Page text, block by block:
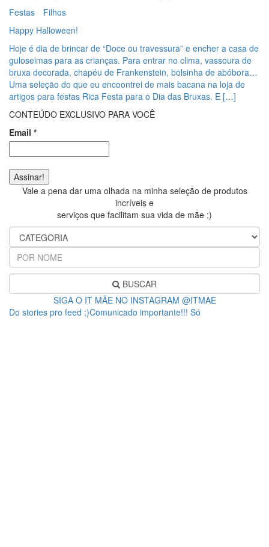
Festas
Filhos
Happy Halloween!
Hoje é dia de brincar de “Doce ou travessura” e encher a casa de
guloseimas para as crianças. Para entrar no clima, vassoura de
bruxa decorada, chapéu de Frankenstein, bolsinha de abóbora…
Uma seleção do que eu encoontrei de mais bacana na loja de
artigos para festas Rica Festa para o Dia das Bruxas. E […]
CONTEÚDO EXCLUSIVO PARA VOCÊ
Email *
Vale a pena dar uma olhada na minha seleção de produtos
incríveis e
serviços que facilitam sua vida de mãe ;)
BUSCAR
SIGA O IT MÃE NO INSTAGRAM @ITMAE
Do stories pro feed ;)Comunicado importante!!! Só